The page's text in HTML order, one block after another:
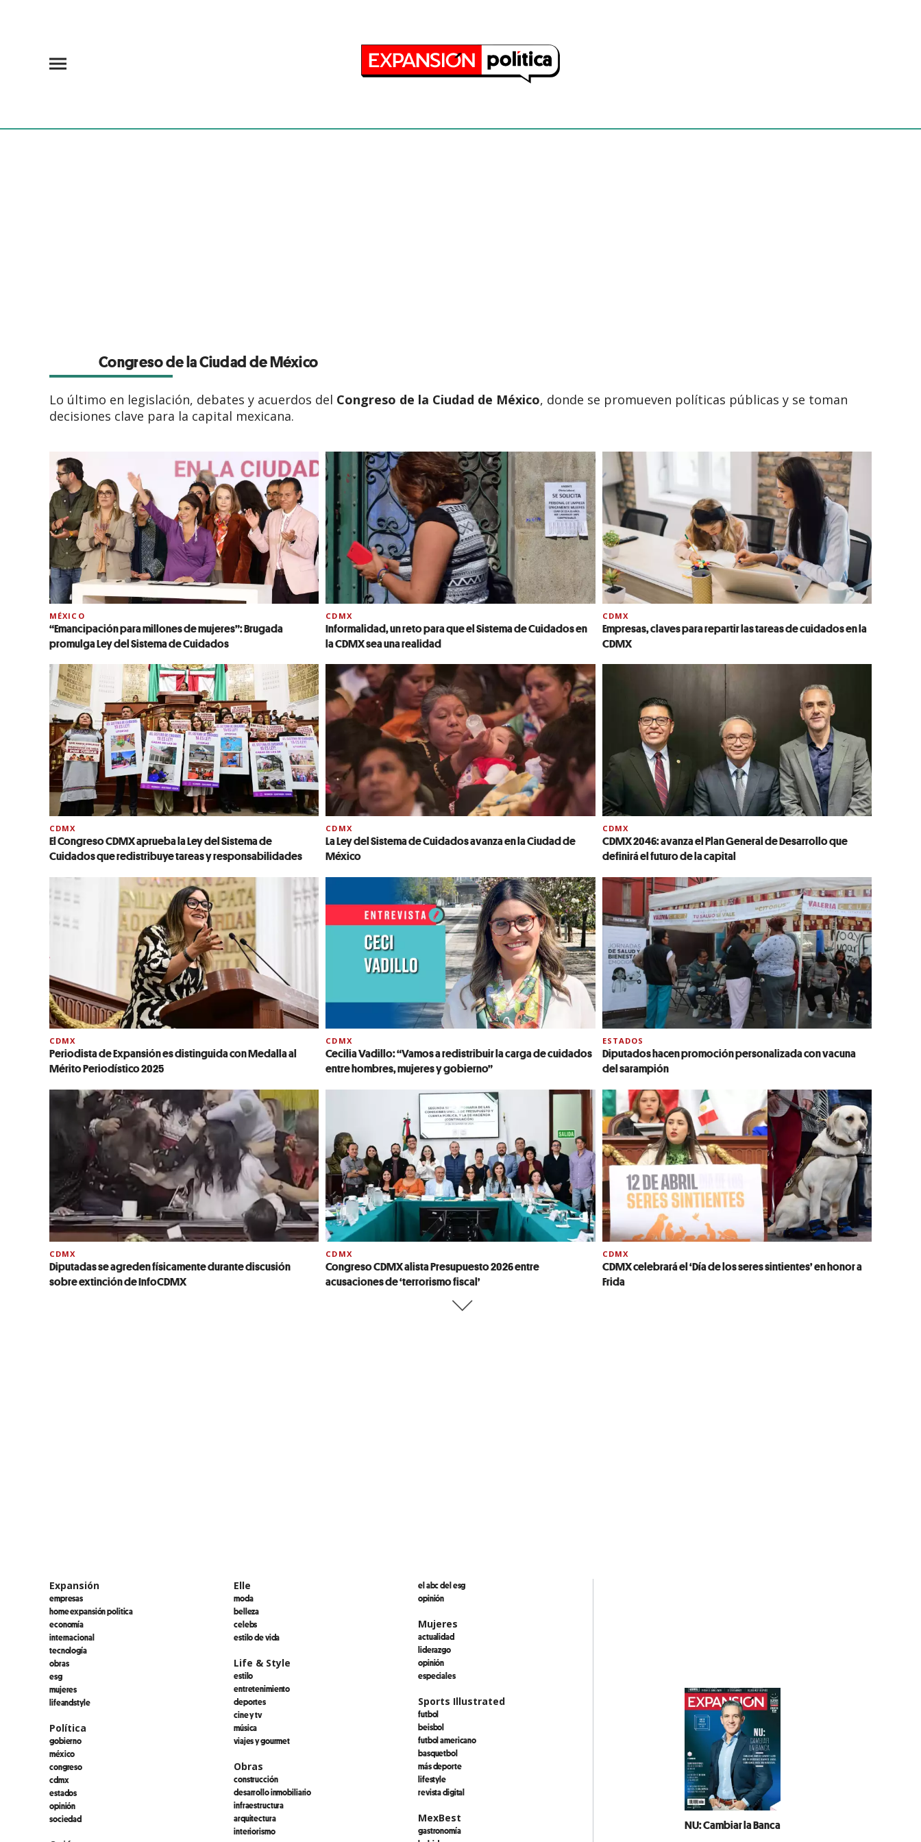
Congreso de la Ciudad de México
Lo último en legislación, debates y acuerdos del Congreso de la Ciudad de México, donde se promueven políticas públicas y se toman
decisiones clave para la capital mexicana.
MÉXICO
“Emancipación para millones de mujeres”: Brugada
promulga Ley del Sistema de Cuidados
CDMX
Informalidad, un reto para que el Sistema de Cuidados en
la CDMX sea una realidad
CDMX
Empresas, claves para repartir las tareas de cuidados en la
CDMX
CDMX
El Congreso CDMX aprueba la Ley del Sistema de
Cuidados que redistribuye tareas y responsabilidades
CDMX
La Ley del Sistema de Cuidados avanza en la Ciudad de
México
CDMX
CDMX 2046: avanza el Plan General de Desarrollo que
definirá el futuro de la capital
CDMX
Periodista de Expansión es distinguida con Medalla al
Mérito Periodístico 2025
CDMX
Cecilia Vadillo: “Vamos a redistribuir la carga de cuidados
entre hombres, mujeres y gobierno”
ESTADOS
Diputados hacen promoción personalizada con vacuna
del sarampión
CDMX
Diputadas se agreden físicamente durante discusión
sobre extinción de InfoCDMX
CDMX
Congreso CDMX alista Presupuesto 2026 entre
acusaciones de ‘terrorismo fiscal’
CDMX
CDMX celebrará el ‘Día de los seres sintientes’ en honor a
Frida
Expansión
empresas
home expansión politica
economía
internacional
tecnología
obras
esg
mujeres
lifeandstyle
Política
gobierno
méxico
congreso
cdmx
estados
opinión
sociedad
Elle
moda
belleza
celebs
estilo de vida
Life & Style
estilo
entretenimiento
deportes
cine y tv
música
viajes y gourmet
Obras
construcción
desarrollo inmobiliario
infraestructura
arquitectura
interiorismo
el abc del esg
opinión
Mujeres
actualidad
liderazgo
opinión
especiales
Sports Illustrated
futbol
beisbol
futbol americano
basquetbol
más deporte
lifestyle
revista digital
MexBest
gastronomía
NU: Cambiar la Banca